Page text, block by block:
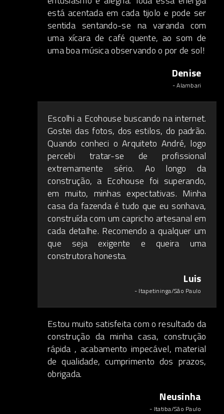
está acentada em cada tijolo e pode ser
sentida sentando-se na varanda com
uma xícara de café quente, ao som de
uma boa música observando o por de sol!
Denise
- Alambari
Escolhi a Ecohouse buscando na internet.
Gostei das fotos, dos estilos, do padrão.
Quando conheci o Arquiteto André, logo
percebi tratar-se de profissional
extremamente sério. Ao longo da
construção, a Ecohouse foi superando,
em muito, minhas expectativas. Minha
casa da fazenda é tudo que eu sonhava,
construída com um capricho artesanal em
cada detalhe. Recomendo a qualquer um
que seja exigente e queira uma
construtora honesta.
Luis
- Itapetininga/São Paulo
Estou muito satisfeita com o resultado da
construção da minha casa, construção
rápida , acabamento impecável, material
de qualidade, cumprimento dos prazos,
obrigada.
Neusinha
- Itatiba/São Paulo